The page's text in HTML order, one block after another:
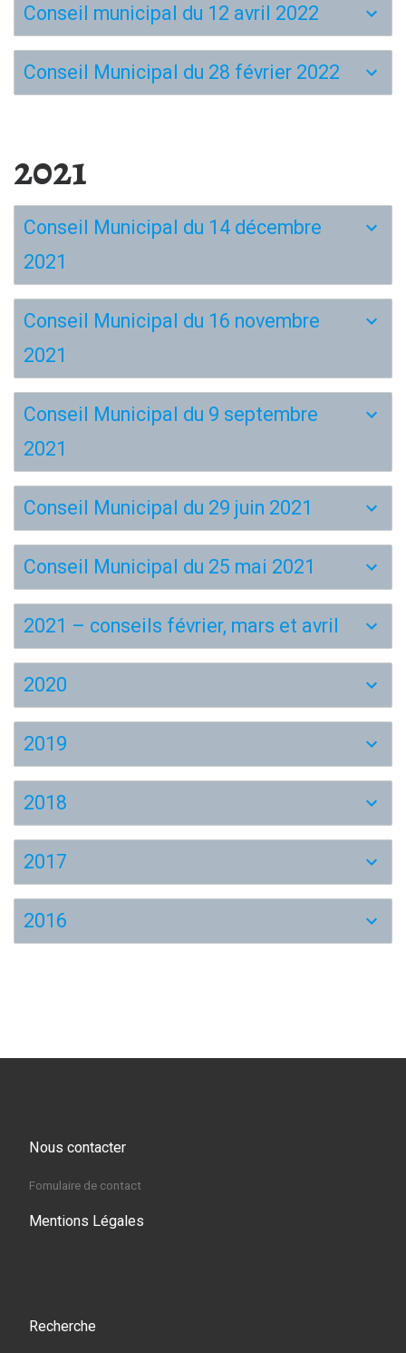
Conseil municipal du 12 avril 2022
Conseil Municipal du 28 février 2022
2021
Conseil Municipal du 14 décembre
2021
Conseil Municipal du 16 novembre
2021
Conseil Municipal du 9 septembre
2021
Conseil Municipal du 29 juin 2021
Conseil Municipal du 25 mai 2021
2021 – conseils février, mars et avril
2020
2019
2018
2017
2016
Nous contacter
Fomulaire de contact
Mentions Légales
Recherche